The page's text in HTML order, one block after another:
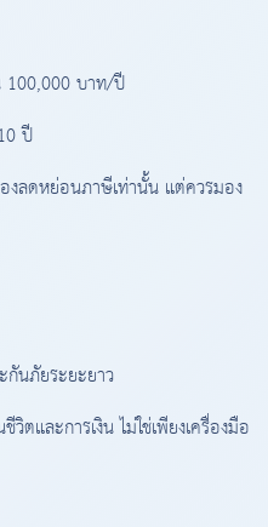
100,000 บาท/ปี
ปี
งลดหย่อนภาษีเท่านั้น แต่ควรมอง
กันภัยระยะยาว
ตและการเงิน ไม่ใช่เพียงเครื่องมือ